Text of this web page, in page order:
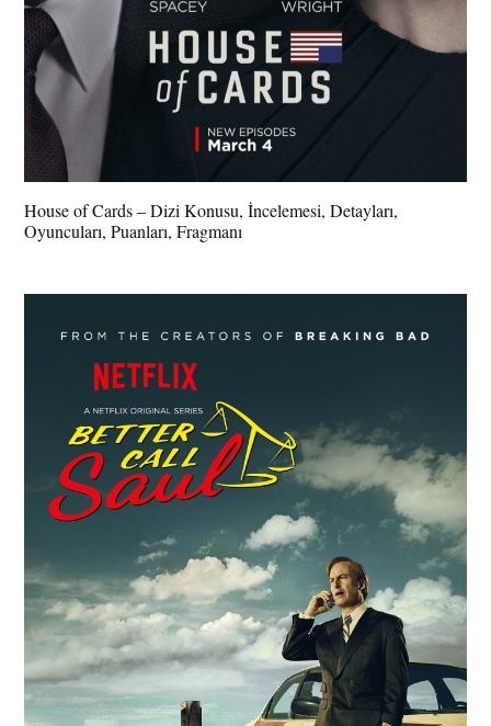
House of Cards – Dizi Konusu, İncelemesi, Detayları,
Oyuncuları, Puanları, Fragmanı